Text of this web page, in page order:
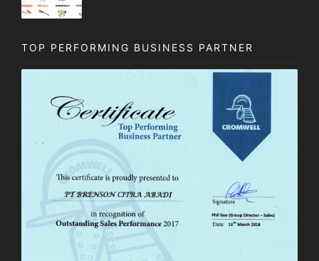
TOP PERFORMING BUSINESS PARTNER